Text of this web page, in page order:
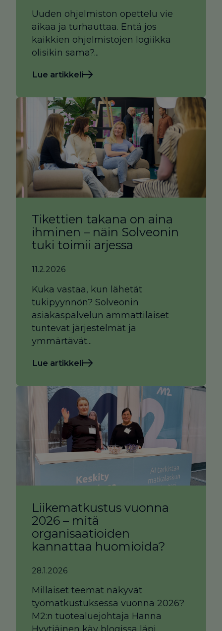
Uuden ohjelmiston opettelu vie
aikaa ja turhauttaa. Entä jos
kaikkien ohjelmistojen logiikka
olisikin sama?...
Lue artikkeli
Tikettien takana on aina
ihminen – näin Solveonin
tuki toimii arjessa
11.2.2026
Kuka vastaa, kun lähetät
tukipyynnön? Solveonin
asiakaspalvelun ammattilaiset
tuntevat järjestelmät ja
ymmärtävät...
Lue artikkeli
Liikematkustus vuonna
2026 – mitä
organisaatioiden
kannattaa huomioida?
28.1.2026
Millaiset teemat näkyvät
työmatkustuksessa vuonna 2026?
M2:n tuotealuejohtaja Hanna